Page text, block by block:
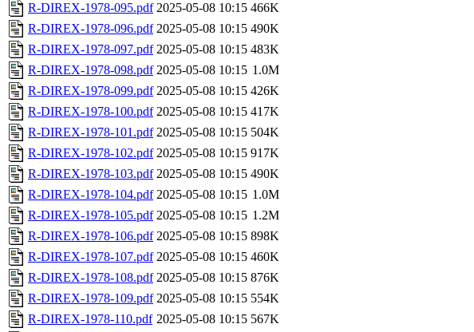
R-DIREX-1978-095.pdf 2025-05-08 10:15 466K
R-DIREX-1978-096.pdf 2025-05-08 10:15 490K
R-DIREX-1978-097.pdf 2025-05-08 10:15 483K
R-DIREX-1978-098.pdf 2025-05-08 10:15 1.0M
R-DIREX-1978-099.pdf 2025-05-08 10:15 426K
R-DIREX-1978-100.pdf 2025-05-08 10:15 417K
R-DIREX-1978-101.pdf 2025-05-08 10:15 504K
R-DIREX-1978-102.pdf 2025-05-08 10:15 917K
R-DIREX-1978-103.pdf 2025-05-08 10:15 490K
R-DIREX-1978-104.pdf 2025-05-08 10:15 1.0M
R-DIREX-1978-105.pdf 2025-05-08 10:15 1.2M
R-DIREX-1978-106.pdf 2025-05-08 10:15 898K
R-DIREX-1978-107.pdf 2025-05-08 10:15 460K
R-DIREX-1978-108.pdf 2025-05-08 10:15 876K
R-DIREX-1978-109.pdf 2025-05-08 10:15 554K
R-DIREX-1978-110.pdf 2025-05-08 10:15 567K